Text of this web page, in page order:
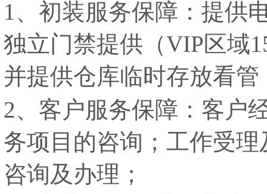
1、初装服务保障：提供
独立门禁提供（VIP区域
并提供仓库临时存放看管
2、客户服务保障：客户
务项目的咨询；工作受
咨询及办理；